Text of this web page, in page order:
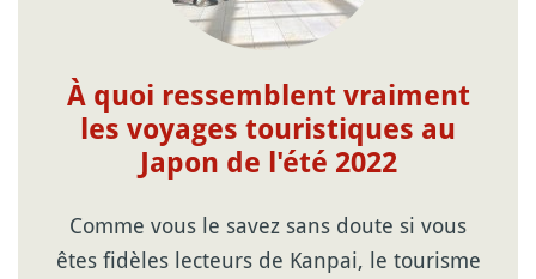
À quoi ressemblent vraiment
les voyages touristiques au
Japon de l'été 2022
Comme vous le savez sans doute si vous
êtes fidèles lecteurs de Kanpai, le tourisme